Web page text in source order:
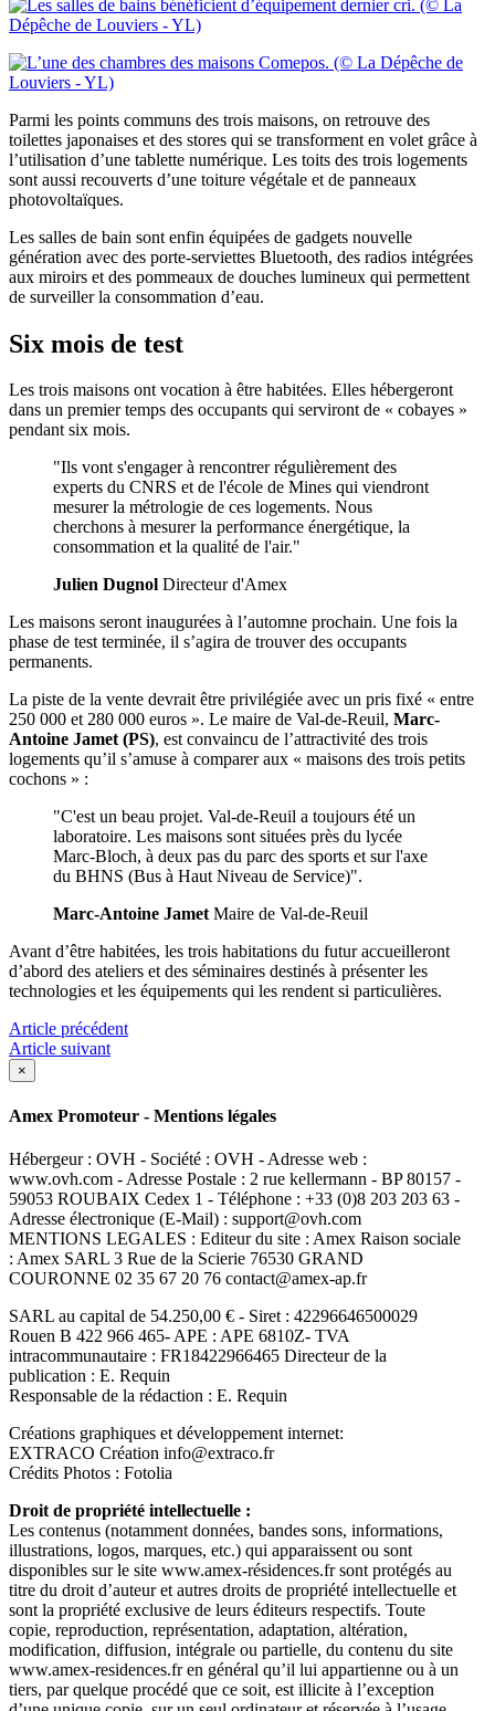
Parmi les points communs des trois maisons, on retrouve des
toilettes japonaises et des stores qui se transforment en volet grâce à
l’utilisation d’une tablette numérique. Les toits des trois logements
sont aussi recouverts d’une toiture végétale et de panneaux
photovoltaïques.
Les salles de bain sont enfin équipées de gadgets nouvelle
génération avec des porte-serviettes Bluetooth, des radios intégrées
aux miroirs et des pommeaux de douches lumineux qui permettent
de surveiller la consommation d’eau.
Six mois de test
Les trois maisons ont vocation à être habitées. Elles hébergeront
dans un premier temps des occupants qui serviront de « cobayes »
pendant six mois.
"Ils vont s'engager à rencontrer régulièrement des
experts du CNRS et de l'école de Mines qui viendront
mesurer la métrologie de ces logements. Nous
cherchons à mesurer la performance énergétique, la
consommation et la qualité de l'air."
Julien Dugnol Directeur d'Amex
Les maisons seront inaugurées à l’automne prochain. Une fois la
phase de test terminée, il s’agira de trouver des occupants
permanents.
La piste de la vente devrait être privilégiée avec un pris fixé « entre
250 000 et 280 000 euros ». Le maire de Val-de-Reuil, Marc-
Antoine Jamet (PS), est convaincu de l’attractivité des trois
logements qu’il s’amuse à comparer aux « maisons des trois petits
cochons » :
"C'est un beau projet. Val-de-Reuil a toujours été un
laboratoire. Les maisons sont situées près du lycée
Marc-Bloch, à deux pas du parc des sports et sur l'axe
du BHNS (Bus à Haut Niveau de Service)".
Marc-Antoine JametMaire de Val-de-Reuil
Avant d’être habitées, les trois habitations du futur accueilleront
d’abord des ateliers et des séminaires destinés à présenter les
technologies et les équipements qui les rendent si particulières.
Article précédent
Article suivant
×
Amex Promoteur - Mentions légales
Hébergeur : OVH - Société : OVH - Adresse web :
www.ovh.com - Adresse Postale : 2 rue kellermann - BP 80157 -
59053 ROUBAIX Cedex 1 - Téléphone : +33 (0)8 203 203 63 -
Adresse électronique (E-Mail) : support@ovh.com
MENTIONS LEGALES : Editeur du site : Amex Raison sociale
: Amex SARL 3 Rue de la Scierie 76530 GRAND
COURONNE 02 35 67 20 76 contact@amex-ap.fr
SARL au capital de 54.250,00 € - Siret : 42296646500029
Rouen B 422 966 465- APE : APE 6810Z- TVA
intracommunautaire : FR18422966465 Directeur de la
publication : E. Requin
Responsable de la rédaction : E. Requin
Créations graphiques et développement internet:
EXTRACO Création info@extraco.fr
Crédits Photos : Fotolia
Droit de propriété intellectuelle :
Les contenus (notamment données, bandes sons, informations,
illustrations, logos, marques, etc.) qui apparaissent ou sont
disponibles sur le site www.amex-résidences.fr sont protégés au
titre du droit d’auteur et autres droits de propriété intellectuelle et
sont la propriété exclusive de leurs éditeurs respectifs. Toute
copie, reproduction, représentation, adaptation, altération,
modification, diffusion, intégrale ou partielle, du contenu du site
www.amex-residences.fr en général qu’il lui appartienne ou à un
tiers, par quelque procédé que ce soit, est illicite à l’exception